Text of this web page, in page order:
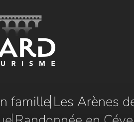
famille Les Arènes